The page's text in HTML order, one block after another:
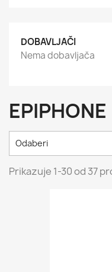
DOBAVLJAČI
Nema dobavljača
EPIPHONE
Odaberi
Prikazuje 1-30 od 37